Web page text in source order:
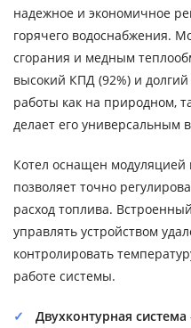
надежное и экономичное
горячего водоснабжения.
сгорания и медным
высокий КПД (92%) и
работы как на природном,
делает его универсальным
Котел оснащен модуляцией
позволяет точно
расход топлива.
управлять устройством
контролировать
работе системы.
Двухконтурная система